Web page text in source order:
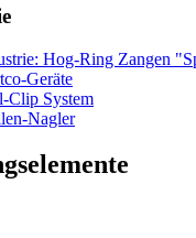
Hog-Ring Zangen
Geräte
Clip System
Nagler